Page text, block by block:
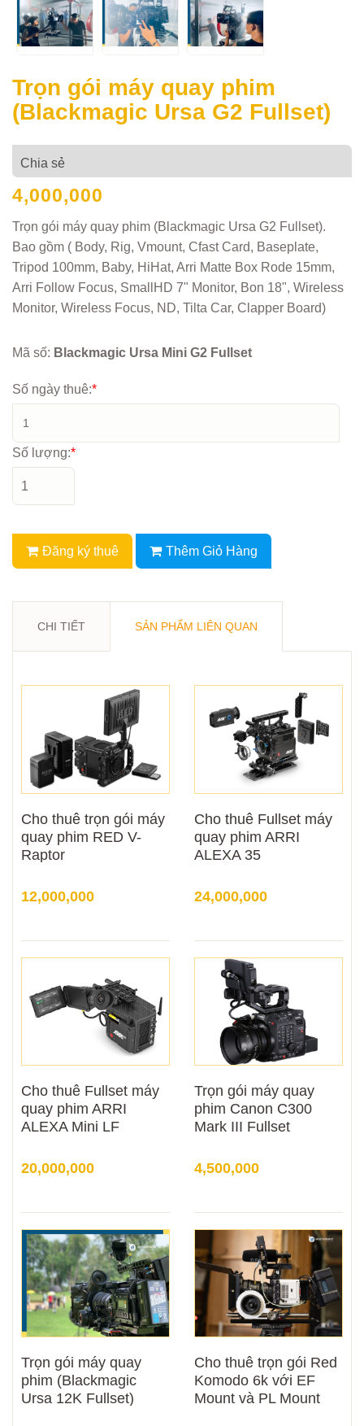
Trọn gói máy quay phim
(Blackmagic Ursa G2 Fullset)
Chia sẻ
4,000,000
Trọn gói máy quay phim (Blackmagic Ursa G2 Fullset).
Bao gồm ( Body, Rig, Vmount, Cfast Card, Baseplate,
Tripod 100mm, Baby, HiHat, Arri Matte Box Rode 15mm,
Arri Follow Focus, SmallHD 7" Monitor, Bon 18", Wireless
Monitor, Wireless Focus, ND, Tilta Car, Clapper Board)
Mã số: Blackmagic Ursa Mini G2 Fullset
Số ngày thuê:*
Số lượng:*
Đăng ký thuê Thêm Giỏ Hàng
CHI TIẾT SẢN PHẨM LIÊN QUAN
Cho thuê trọn gói máy
quay phim RED V-
Raptor
12,000,000
Cho thuê Fullset máy
quay phim ARRI
ALEXA 35
24,000,000
Cho thuê Fullset máy
quay phim ARRI
ALEXA Mini LF
20,000,000
Trọn gói máy quay
phim Canon C300
Mark III Fullset
4,500,000
Trọn gói máy quay
phim (Blackmagic
Ursa 12K Fullset)
Cho thuê trọn gói Red
Komodo 6k với EF
Mount và PL Mount